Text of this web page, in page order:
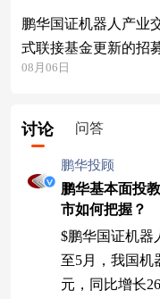
鹏华国证机器人产业
式联接基金更新的招
08月06日
讨论 问答
鹏华投顾
鹏华基本面投
市如何把握？
$鹏华国证机器
至5月，我国机
元，同比增长